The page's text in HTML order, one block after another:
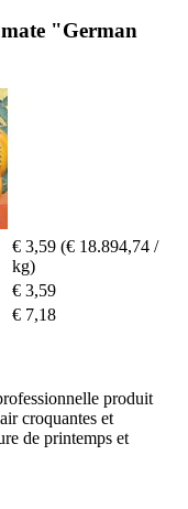
"German
€ 3,59 (€ 18.894,74 /
kg)
€ 3,59
€ 7,18
produit
croquantes et
de printemps et